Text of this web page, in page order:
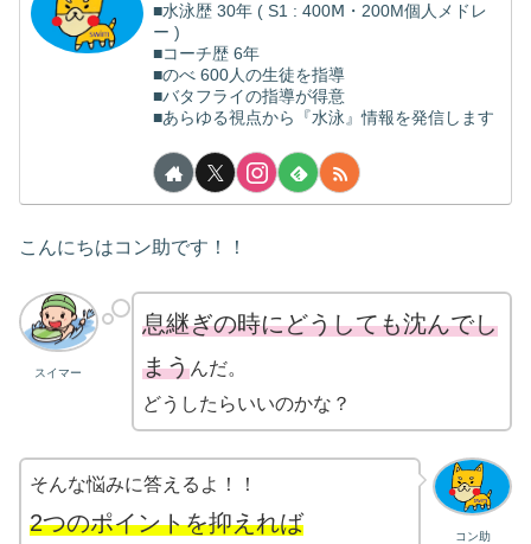
■水泳歴 30年 ( S1 : 400Ⅿ・200M個人メドレ
ー )
■コーチ歴 6年
■のべ 600人の生徒を指導
■バタフライの指導が得意
■あらゆる視点から『水泳』情報を発信します
こんにちはコン助です！！
スイマー
息継ぎの時にどうしても沈んでし
まうんだ。
どうしたらいいのかな？
コン助
そんな悩みに答えるよ！！
2つのポイントを抑えれば